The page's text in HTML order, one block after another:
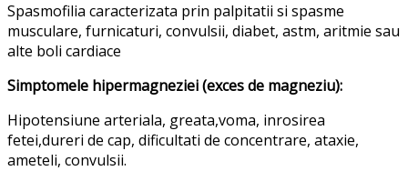
Spasmofilia caracterizata prin palpitatii si spasme
musculare, furnicaturi, convulsii, diabet, astm, aritmie sau
alte boli cardiace
Simptomele hipermagneziei (exces de magneziu):
Hipotensiune arteriala, greata,voma, inrosirea
fetei,dureri de cap, dificultati de concentrare, ataxie,
ameteli, convulsii.